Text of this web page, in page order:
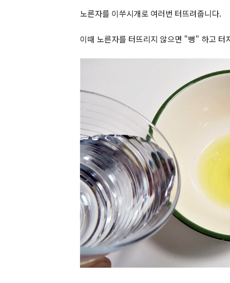
노른자를 이쑤시개로 여러번 터뜨려줍니다.
이때 노른자를 터뜨리지 않으면 "뻥" 하고 터